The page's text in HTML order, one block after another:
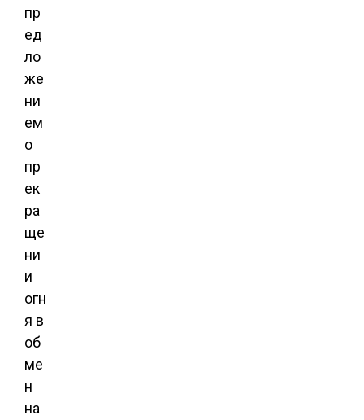
пр
ед
ло
же
ни
ем
о
пр
ек
ра
ще
ни
и
огн
я в
об
ме
н
на